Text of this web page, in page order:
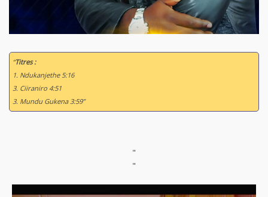
“Titres :
1. Ndukanjethe 5:16
3. Ciiraniro 4:51
3. Mundu Gukena 3:59”
"
"